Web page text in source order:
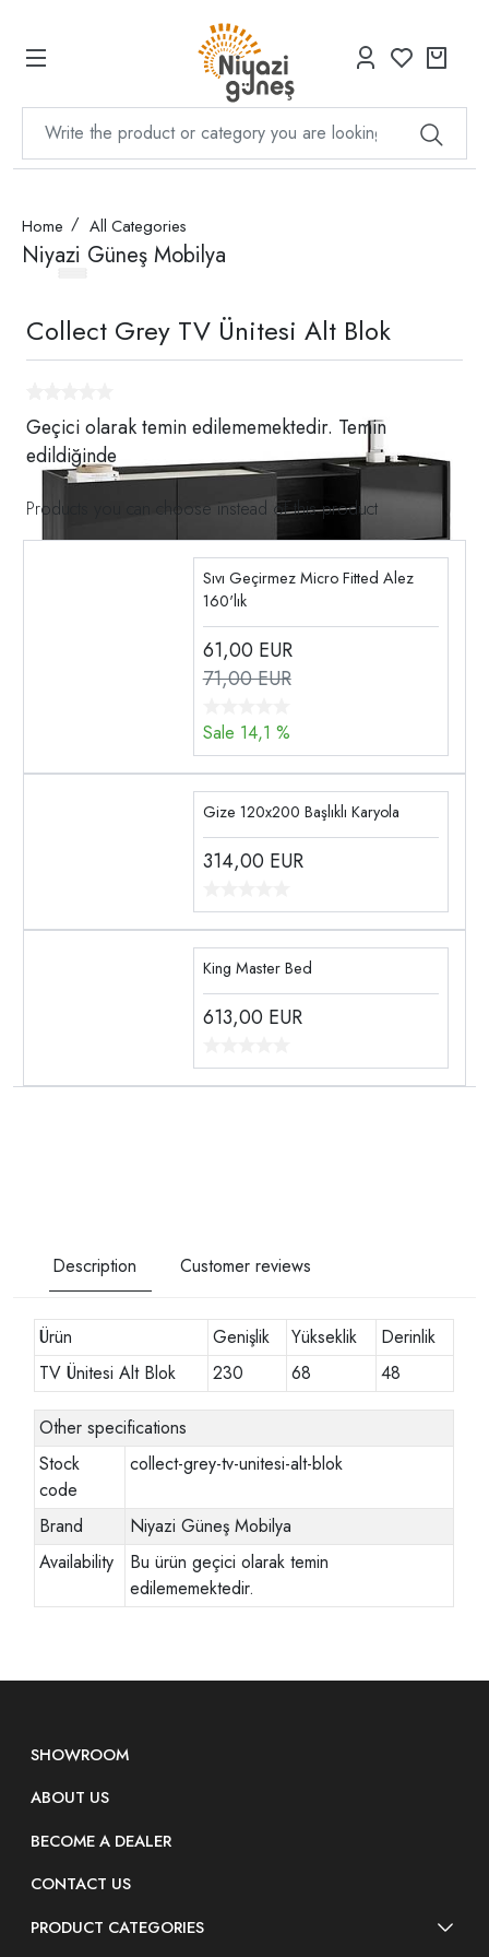
Home All Categories
Niyazi Güneş Mobilya
Collect Grey TV Ünitesi Alt Blok
Geçici olarak temin edilememektedir. Temin
edildiğinde
Products you can choose instead of this product
Sıvı Geçirmez Micro Fitted Alez
160'lık
61,00 EUR
71,00 EUR
Sale 14,1 %
Gize 120x200 Başlıklı Karyola
314,00 EUR
King Master Bed
613,00 EUR
Description Customer reviews
Ürün Genişlik Yükseklik
Derinlik
TV Ünitesi Alt Blok
230 68 48
Other specifications
Stock
code
collect-grey-tv-unitesi-alt-blok
Brand
Niyazi Güneş Mobilya
Availability
Bu ürün geçici olarak temin
edilememektedir.
SHOWROOM
ABOUT US
BECOME A DEALER
CONTACT US
PRODUCT CATEGORIES